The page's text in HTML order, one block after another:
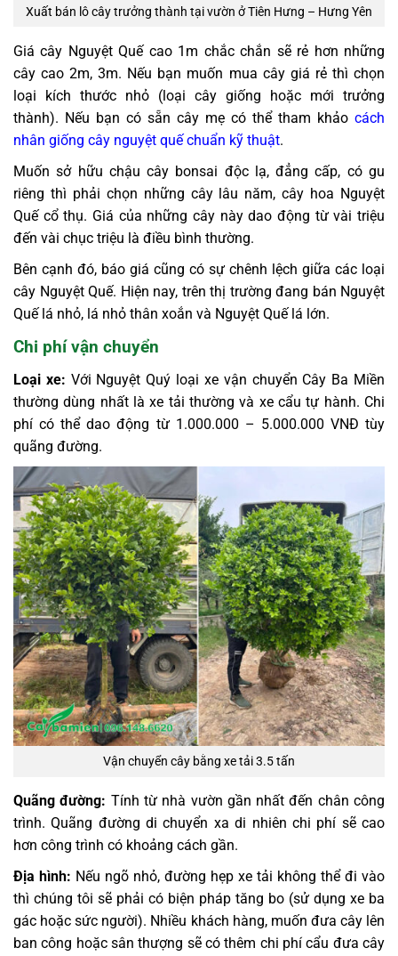
Xuất bán lô cây trưởng thành tại vườn ở Tiên Hưng – Hưng Yên
Giá cây Nguyệt Quế cao 1m chắc chắn sẽ rẻ hơn những
cây cao 2m, 3m. Nếu bạn muốn mua cây giá rẻ thì chọn
loại kích thước nhỏ (loại cây giống hoặc mới trưởng
thành). Nếu bạn có sẵn cây mẹ có thể tham khảo cách
nhân giống cây nguyệt quế chuẩn kỹ thuật.
Muốn sở hữu chậu cây bonsai độc lạ, đẳng cấp, có gu
riêng thì phải chọn những cây lâu năm, cây hoa Nguyệt
Quế cổ thụ. Giá của những cây này dao động từ vài triệu
đến vài chục triệu là điều bình thường.
Bên cạnh đó, báo giá cũng có sự chênh lệch giữa các loại
cây Nguyệt Quế. Hiện nay, trên thị trường đang bán Nguyệt
Quế lá nhỏ, lá nhỏ thân xoắn và Nguyệt Quế lá lớn.
Chi phí vận chuyển
Loại xe: Với Nguyệt Quý loại xe vận chuyển Cây Ba Miền
thường dùng nhất là xe tải thường và xe cẩu tự hành. Chi
phí có thể dao động từ 1.000.000 – 5.000.000 VNĐ tùy
quãng đường.
Vận chuyển cây bằng xe tải 3.5 tấn
Quãng đường: Tính từ nhà vườn gần nhất đến chân công
trình. Quãng đường di chuyển xa di nhiên chi phí sẽ cao
hơn công trình có khoảng cách gần.
Địa hình: Nếu ngõ nhỏ, đường hẹp xe tải không thể đi vào
thì chúng tôi sẽ phải có biện pháp tăng bo (sử dụng xe ba
gác hoặc sức người). Nhiều khách hàng, muốn đưa cây lên
ban công hoặc sân thượng sẽ có thêm chi phí cẩu đưa cây